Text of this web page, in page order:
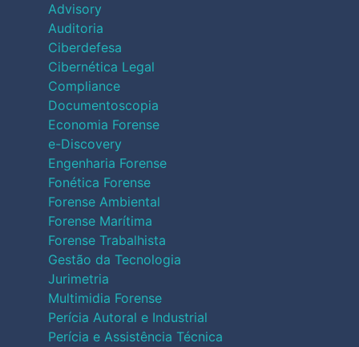
Advisory
Auditoria
Ciberdefesa
Cibernética Legal
Compliance
Documentoscopia
Economia Forense
e-Discovery
Engenharia Forense
Fonética Forense
Forense Ambiental
Forense Marítima
Forense Trabalhista
Gestão da Tecnologia
Jurimetria
Multimidia Forense
Perícia Autoral e Industrial
Perícia e Assistência Técnica